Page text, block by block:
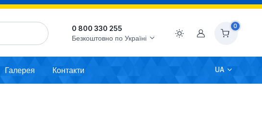
0 800 330 255
Безкоштовно по Україні
Акаунт
0
Галерея Контакти UA